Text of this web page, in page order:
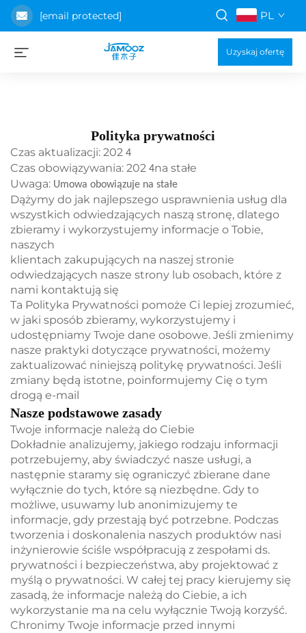
[email protected] PL
Uzyskaj ofertę
Polityka prywatności
Czas aktualizacji: 202 4
Czas obowiązywania: 202 4na stałe
Uwaga: Umowa obowiązuje na stałe
Dążymy do jak najlepszego usprawnienia usług dla
wszystkich odwiedzających naszą stronę, dlatego
zbieramy i wykorzystujemy informacje o Tobie,
naszych
klientach zakupujących na naszej stronie
odwiedzających nasze strony lub osobach, które z
nami kontaktują się
Ta Polityka Prywatności pomoże Ci lepiej zrozumieć,
w jaki sposób zbieramy, wykorzystujemy i
udostępniamy Twoje dane osobowe. Jeśli zmienimy
nasze praktyki dotyczące prywatności, możemy
zaktualizować niniejszą politykę prywatności. Jeśli
zmiany będą istotne, poinformujemy Cię o tym
drogą e-mail
Nasze podstawowe zasady
Twoje informacje należą do Ciebie
Dokładnie analizujemy, jakiego rodzaju informacji
potrzebujemy, aby świadczyć nasze usługi, a
następnie staramy się ograniczyć zbierane dane
wyłącznie do tych, które są niezbędne. Gdy to
możliwe, usuwamy lub anonimizujemy te
informacje, gdy przestają być potrzebne. Podczas
tworzenia i doskonalenia naszych produktów nasi
inżynierowie ściśle współpracują z zespołami ds.
prywatności i bezpieczeństwa, aby projektować z
myślą o prywatności. W całej tej pracy kierujemy się
zasadą, że informacje należą do Ciebie, a ich
wykorzystanie ma na celu wyłącznie Twoją korzyść.
Chronimy Twoje informacje przed innymi